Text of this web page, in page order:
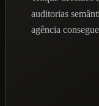
auditorias
agência